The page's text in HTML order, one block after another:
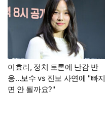
이효리, 정치 토론에 난감 반
응…보수 vs 진보 사연에 "빠지
면 안 될까요?"